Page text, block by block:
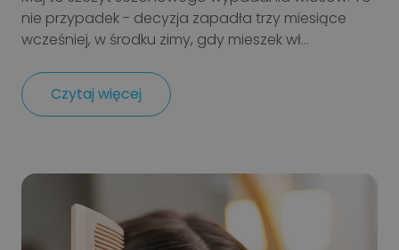
nie przypadek - decyzja zapadła trzy miesiące
wcześniej, w środku zimy, gdy mieszek wł...
Czytaj więcej